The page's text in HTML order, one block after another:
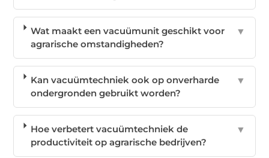
Wat maakt een vacuümunit geschikt voor
agrarische omstandigheden?
▼
Kan vacuümtechniek ook op onverharde
ondergronden gebruikt worden?
▼
Hoe verbetert vacuümtechniek de
productiviteit op agrarische bedrijven?
▼